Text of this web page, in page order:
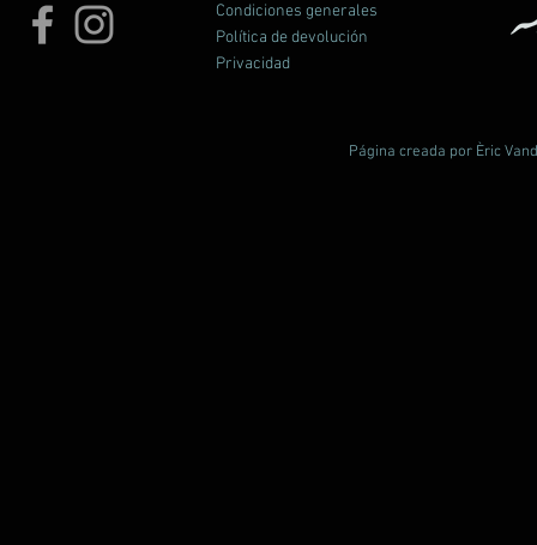
Condiciones generales
Política de devolución
Privacidad
Página creada por Èric